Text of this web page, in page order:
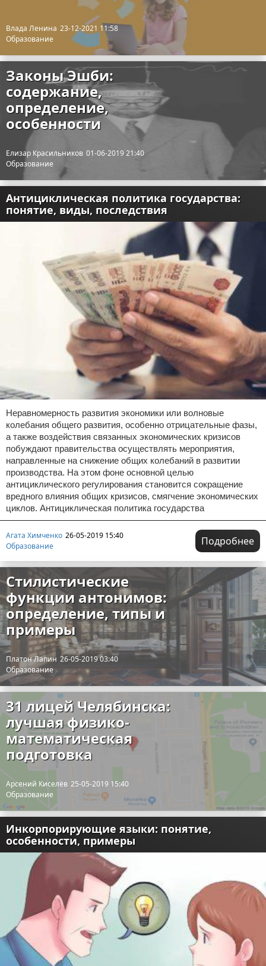
Влада Ленина 23-12-2021 11:58
Образование
Законы Эшби:
содержание,
определение,
особенности
Елизар Красильников 01-06-2019 21:40
Образование
Антициклическая политика государства:
понятие, виды, последствия
Неравномерность развития экономики или волновые
колебания общего развития, особенно отрицательные фазы,
а также воздействия связанных экономических кризисов
побуждают правительства осуществлять мероприятия,
направленные на снижение общих колебаний в развитии
производства. На этом фоне основной целью
антициклического регулирования становится сокращение
вредного влияния общих кризисов, смягчение экономических
циклов. Антициклическая политика государства
Агата Химченко 26-05-2019 15:40
Образование
Подробнее
Стилистические
функции антонимов:
определение, типы и
примеры
Платон Лапин 26-05-2019 03:40
Образование
31 лицей Челябинска:
лучшая физико-
математическая
подготовка
Арсений Киселёв 25-05-2019 15:40
Образование
Инкорпорирующие языки: понятие,
особенности, примеры